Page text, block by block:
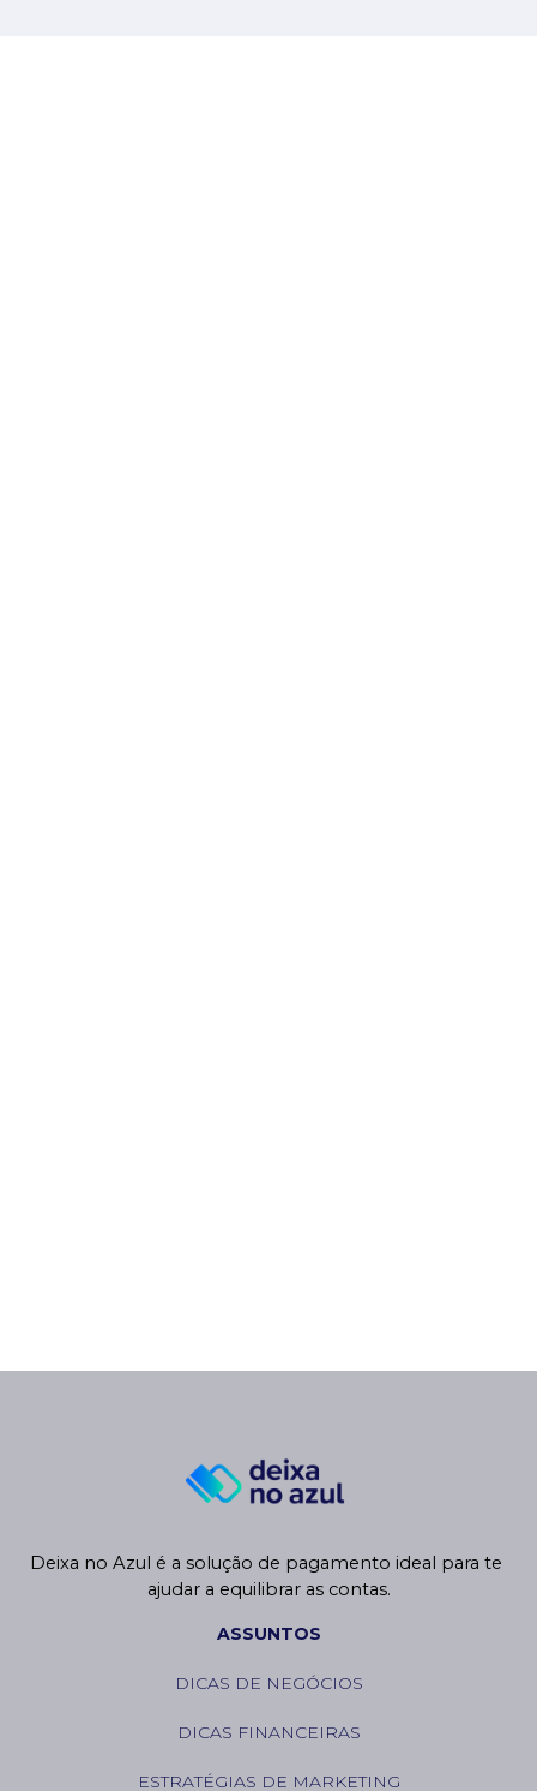
Deixa no Azul é a solução de pagamento ideal para te
ajudar a equilibrar as contas.
ASSUNTOS
DICAS DE NEGÓCIOS
DICAS FINANCEIRAS
ESTRATÉGIAS DE MARKETING